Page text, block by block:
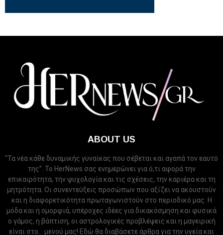
ABOUT US
“Τα νέα κάθε δυναμικής γυναίκας που σέβεται και αγαπά τον εαυτό
της”. Το HerNews σας ενημερώνει για ό,τι αφορά την
επικαιρότητα, την ψυχολογία και τις σχέσεις, την καριέρα και τη
μητρότητα. Οι συνεντεύξεις προσώπων που αξίζει να ακουστούν
και η διαφορετικότητα πρωταγωνιστούν στο περιοδικό μας. Η
μόδα και η ομορφιά, υπέροχες ιδέες για δικακόσμηση και φυσικά
ο γάμος, η βάπτιση, οι αστρολογικές προβλέψεις και η μαγειρική
είναι στο... μενού μας! Εδώ θα διαβάσετε άρθρα για την υγεία και